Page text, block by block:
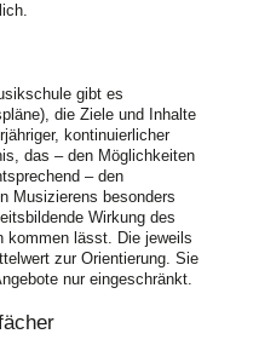
gibt es
die Ziele und Inhalte
kontinuierlicher
das – den Möglichkeiten
– den
Musizierens besonders
Wirkung des
kommen lässt. Die jeweils
zur Orientierung. Sie
nur eingeschränkt.